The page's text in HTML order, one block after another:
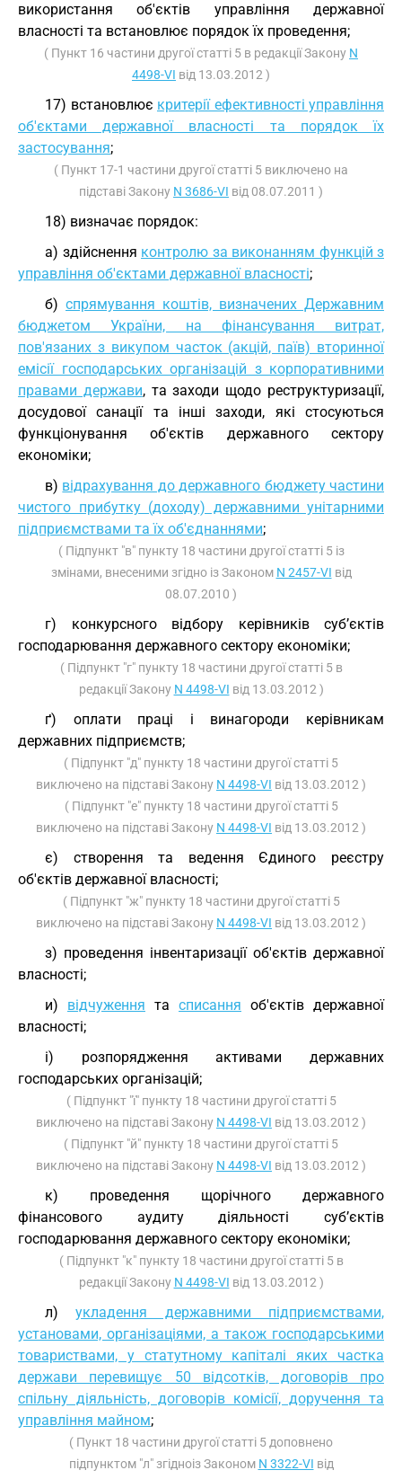
використання об'єктів управління державної
власності та встановлює порядок їх проведення;
( Пункт 16 частини другої статті 5 в редакції Закону N
4498-VI від 13.03.2012 )
17) встановлює критерії ефективності управління
об'єктами державної власності та порядок їх
застосування;
( Пункт 17-1 частини другої статті 5 виключено на
підставі Закону N 3686-VI від 08.07.2011 )
18) визначає порядок:
а) здійснення контролю за виконанням функцій з
управління об'єктами державної власності;
б) спрямування коштів, визначених Державним
бюджетом України, на фінансування витрат,
пов'язаних з викупом часток (акцій, паїв) вторинної
емісії господарських організацій з корпоративними
правами держави, та заходи щодо реструктуризації,
досудової санації та інші заходи, які стосуються
функціонування об'єктів державного сектору
економіки;
в) відрахування до державного бюджету частини
чистого прибутку (доходу) державними унітарними
підприємствами та їх об'єднаннями;
( Підпункт "в" пункту 18 частини другої статті 5 із
змінами, внесеними згідно із Законом N 2457-VI від
08.07.2010 )
г) конкурсного відбору керівників суб’єктів
господарювання державного сектору економіки;
( Підпункт "г" пункту 18 частини другої статті 5 в
редакції Закону N 4498-VI від 13.03.2012 )
ґ) оплати праці і винагороди керівникам
державних підприємств;
( Підпункт "д" пункту 18 частини другої статті 5
виключено на підставі Закону N 4498-VI від 13.03.2012 )
( Підпункт "е" пункту 18 частини другої статті 5
виключено на підставі Закону N 4498-VI від 13.03.2012 )
є) створення та ведення Єдиного реєстру
об'єктів державної власності;
( Підпункт "ж" пункту 18 частини другої статті 5
виключено на підставі Закону N 4498-VI від 13.03.2012 )
з) проведення інвентаризації об'єктів державної
власності;
и) відчуження та списання об'єктів державної
власності;
і) розпорядження активами державних
господарських організацій;
( Підпункт "ї" пункту 18 частини другої статті 5
виключено на підставі Закону N 4498-VI від 13.03.2012 )
( Підпункт "й" пункту 18 частини другої статті 5
виключено на підставі Закону N 4498-VI від 13.03.2012 )
к) проведення щорічного державного
фінансового аудиту діяльності суб’єктів
господарювання державного сектору економіки;
( Підпункт "к" пункту 18 частини другої статті 5 в
редакції Закону N 4498-VI від 13.03.2012 )
л)укладення державними підприємствами,
установами, організаціями, а також господарськими
товариствами, у статутному капіталі яких частка
держави перевищує 50 відсотків, договорів про
спільну діяльність, договорів комісії, доручення та
управління майном;
( Пункт 18 частини другої статті 5 доповнено
підпунктом "л" згідноіз Законом N 3322-VI від